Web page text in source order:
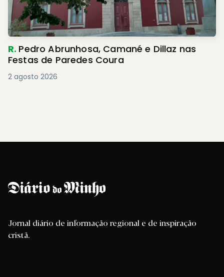
R. Pedro Abrunhosa, Camané e Dillaz nas
Festas de Paredes Coura
2 agosto 2026
Jornal diário de informação regional e de inspiração
cristã.